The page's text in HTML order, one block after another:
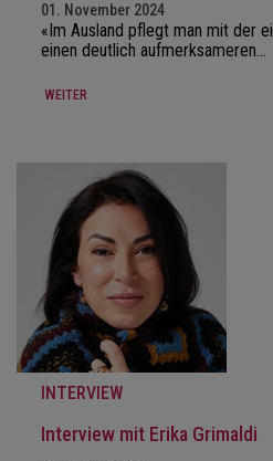
01. November 2024
«Im Ausland pflegt man mit der
einen deutlich aufmerksameren…
WEITER
INTERVIEW
Interview mit Erika Grimaldi